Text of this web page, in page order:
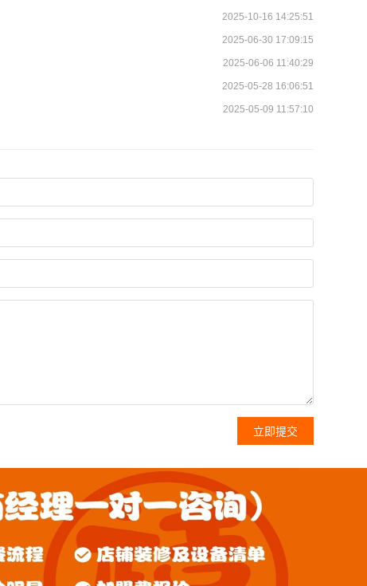
2025-10-16 14:25:51
2025-06-30 17:09:15
2025-06-06 11:40:29
2025-05-28 16:06:51
2025-05-09 11:57:10